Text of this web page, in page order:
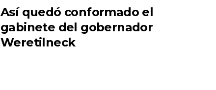
Así quedó conformado el
gabinete del gobernador
Weretilneck